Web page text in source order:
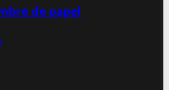
de papel